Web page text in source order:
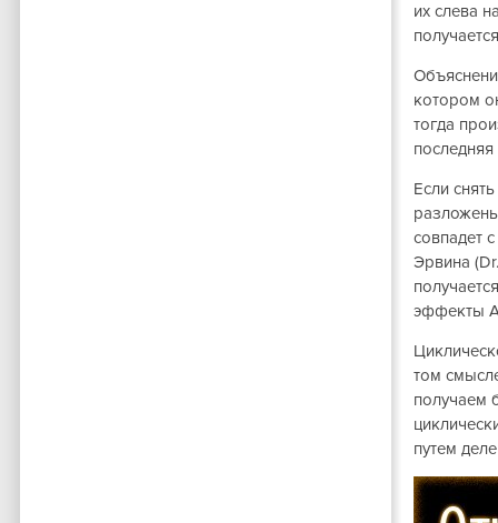
их слева
котором
тогда
Если
совпадет
Эрвина
эффекты
том
получаем
путем